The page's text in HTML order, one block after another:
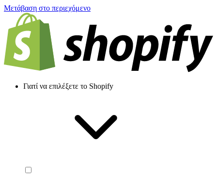
Μετάβαση στο περιεχόμενο
Γιατί να επιλέξετε το Shopify